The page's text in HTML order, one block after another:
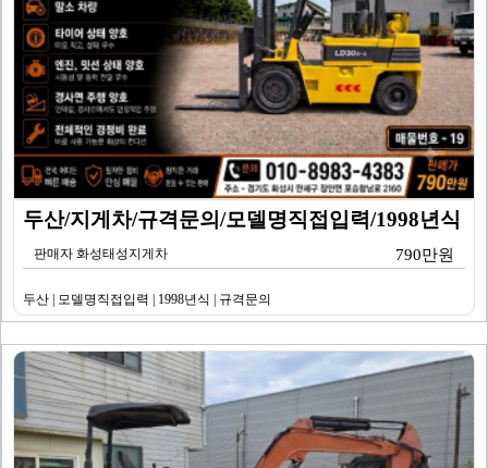
두산/지게차/규격문의/모델명직접입력/1998년식
판매자 화성태성지게차 790만원
두산 | 모델명직접입력 | 1998년식 | 규격문의